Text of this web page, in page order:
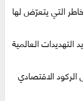
التي يتعرّض لها
التهديدات العالمية
الاقتصادي